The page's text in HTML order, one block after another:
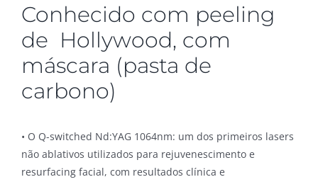
Conhecido com peeling
de Hollywood, com
máscara (pasta de
carbono)
• O Q-switched Nd:YAG 1064nm: um dos primeiros lasers
não ablativos utilizados para rejuvenescimento e
resurfacing facial, com resultados clínica e